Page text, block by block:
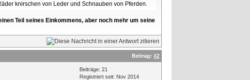
knirschen von Leder und Schnauben von Pferden.
Teil seines Einkommens, aber noch mehr um seine
Beitrag: #2
Beiträge: 21
Registriert seit: Nov 2014